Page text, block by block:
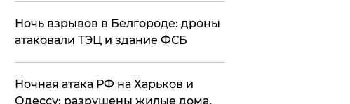
​Ночь взрывов в Белгороде: дроны
атаковали ТЭЦ и здание ФСБ
​Ночная атака РФ на Харьков и
Одессу: разрушены жилые дома,